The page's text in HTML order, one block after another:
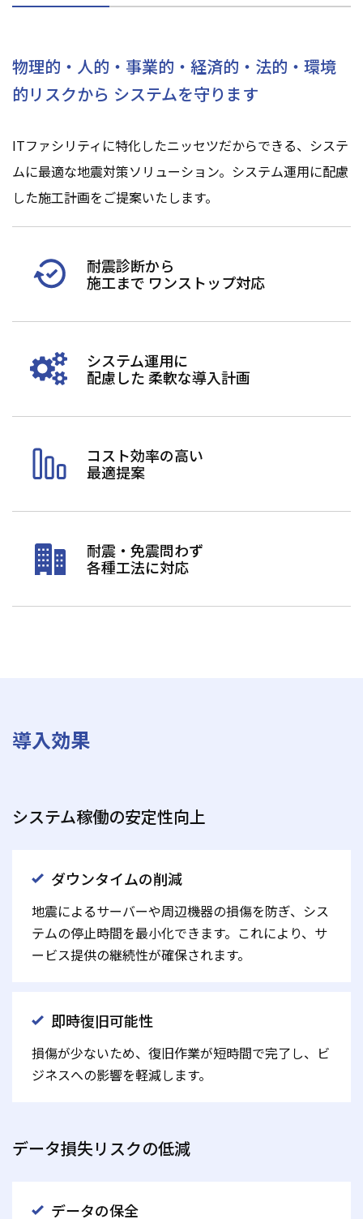
物理的・人的・事業的・経済的・法的・環境
的リスクから システムを守ります
ITファシリティに特化したニッセツだからできる、システ
ムに最適な地震対策ソリューション。システム運用に配慮
した施工計画をご提案いたします。
耐震診断から
施工まで ワンストップ対応
システム運用に
配慮した柔軟な導入計画
コスト効率の高い
最適提案
耐震・免震問わず
各種工法に対応
導入効果
システム稼働の安定性向上
ダウンタイムの削減
地震によるサーバーや周辺機器の損傷を防ぎ、シス
テムの停止時間を最小化できます。これにより、サ
ービス提供の継続性が確保されます。
即時復旧可能性
損傷が少ないため、復旧作業が短時間で完了し、ビ
ジネスへの影響を軽減します。
データ損失リスクの低減
データの保全